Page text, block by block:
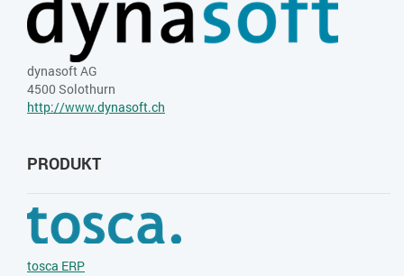
dynasoft AG
4500 Solothurn
http://www.dynasoft.ch
PRODUKT
tosca ERP